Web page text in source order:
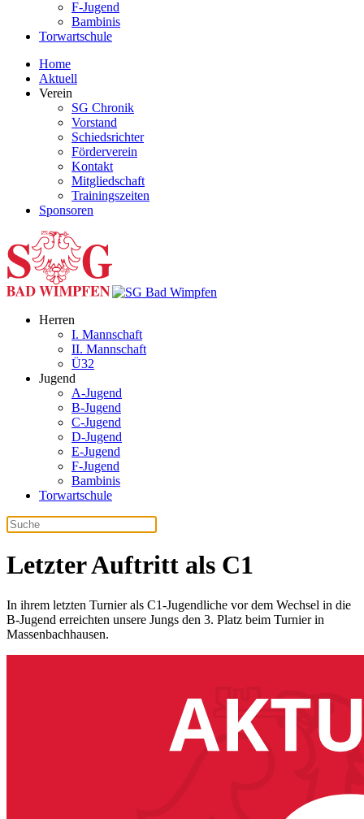
F-Jugend
Bambinis
Torwartschule
Home
Aktuell
Verein
SG Chronik
Vorstand
Schiedsrichter
Förderverein
Kontakt
Mitgliedschaft
Trainingszeiten
Sponsoren
Herren
I. Mannschaft
II. Mannschaft
Ü32
Jugend
A-Jugend
B-Jugend
C-Jugend
D-Jugend
E-Jugend
F-Jugend
Bambinis
Torwartschule
Letzter Auftritt als C1
In ihrem letzten Turnier als C1-Jugendliche vor dem Wechsel in die
B-Jugend erreichten unsere Jungs den 3. Platz beim Turnier in
Massenbachhausen.